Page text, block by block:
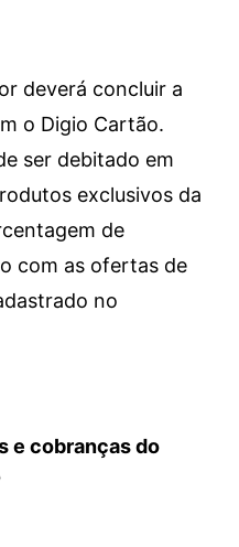
deverá concluir a
o Digio Cartão.
ser debitado em
exclusivos da
de
com as ofertas de
no
e cobranças do